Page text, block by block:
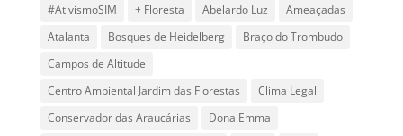
#AtivismoSIM + Floresta Abelardo Luz
Ameaçadas
Atalanta
Bosques de Heidelberg
Braço do Trombudo
Campos de Altitude
Centro Ambiental Jardim das Florestas
Clima Legal
Conservador das Araucárias
Dona Emma